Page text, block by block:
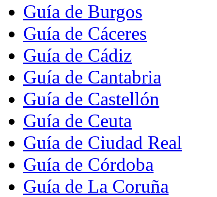
Guía de Burgos
Guía de Cáceres
Guía de Cádiz
Guía de Cantabria
Guía de Castellón
Guía de Ceuta
Guía de Ciudad Real
Guía de Córdoba
Guía de La Coruña